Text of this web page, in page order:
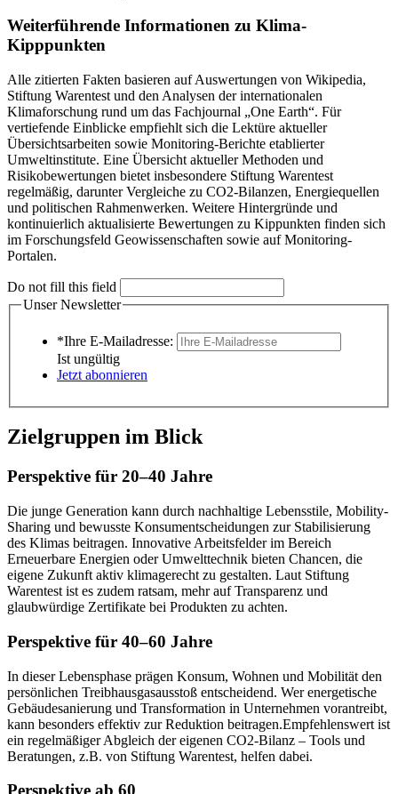
Weiterführende Informationen zu Klima-
Kipppunkten
Alle zitierten Fakten basieren auf Auswertungen von Wikipedia,
Stiftung Warentest und den Analysen der internationalen
Klimaforschung rund um das Fachjournal „One Earth“. Für
vertiefende Einblicke empfiehlt sich die Lektüre aktueller
Übersichtsarbeiten sowie Monitoring-Berichte etablierter
Umweltinstitute. Eine Übersicht aktueller Methoden und
Risikobewertungen bietet insbesondere Stiftung Warentest
regelmäßig, darunter Vergleiche zu CO2-Bilanzen, Energiequellen
und politischen Rahmenwerken. Weitere Hintergründe und
kontinuierlich aktualisierte Bewertungen zu Kippunkten finden sich
im Forschungsfeld Geowissenschaften sowie auf Monitoring-
Portalen.
Do not fill this field
Unser Newsletter
*Ihre E-Mailadresse:
Ist ungültig
Jetzt abonnieren
Zielgruppen im Blick
Perspektive für 20–40 Jahre
Die junge Generation kann durch nachhaltige Lebensstile, Mobility-
Sharing und bewusste Konsumentscheidungen zur Stabilisierung
des Klimas beitragen. Innovative Arbeitsfelder im Bereich
Erneuerbare Energien oder Umwelttechnik bieten Chancen, die
eigene Zukunft aktiv klimagerecht zu gestalten. Laut Stiftung
Warentest ist es zudem ratsam, mehr auf Transparenz und
glaubwürdige Zertifikate bei Produkten zu achten.
Perspektive für 40–60 Jahre
In dieser Lebensphase prägen Konsum, Wohnen und Mobilität den
persönlichen Treibhausgasausstoß entscheidend. Wer energetische
Gebäudesanierung und Transformation in Unternehmen vorantreibt,
kann besonders effektiv zur Reduktion beitragen.Empfehlenswert ist
ein regelmäßiger Abgleich der eigenen CO2-Bilanz – Tools und
Beratungen, z.B. von Stiftung Warentest, helfen dabei.
Perspektive ab 60